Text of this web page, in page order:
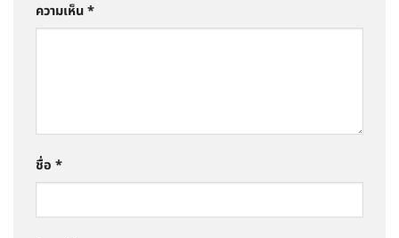
ความเห็น*
ชื่อ *